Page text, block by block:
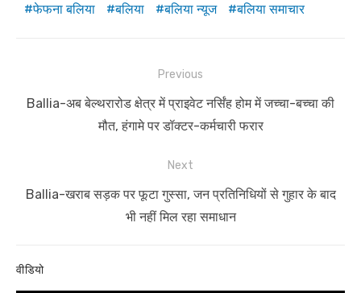
फेफना बलिया
बलिया बलिया न्यूज बलिया समाचार
navigation
Previous
Previous
Ballia-अब बेल्थरारोड क्षेत्र में प्राइवेट नर्सिंह होम में जच्चा-बच्चा की
मौत, हंगामे पर डॉक्टर-कर्मचारी फरार
Next
Next
Ballia-खराब सड़क पर फूटा गुस्सा, जन प्रतिनिधियों से गुहार के बाद
भी नहीं मिल रहा समाधान
वीडियो